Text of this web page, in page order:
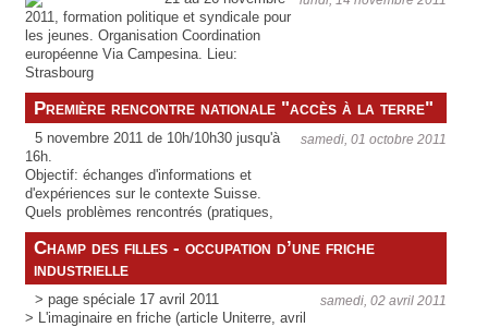
présenter leur projet d'installation. De la même
manière, les personnes qui auraient des terres
ou des domaines à vendre ou à louer peuvent
également en parler sur ce site.
2011, formation politique et syndicale pour
les jeunes. Organisation Coordination
européenne Via Campesina. Lieu:
Strasbourg
> invitation et objectifs> programme
provisoire
Première rencontre nationale "accès à la terre"
samedi, 01 octobre 2011
5 novembre 2011 de 10h/10h30 jusqu'à
16h.
Objectif: échanges d'informations et
d'expériences sur le contexte Suisse.
Quels problèmes rencontrés (pratiques,
juridiques, financiers).Objectifs pour le
terrain et sur le plan juridique pour 2012.
Champ des filles - occupation d’une friche
industrielle
samedi, 02 avril 2011
> page spéciale 17 avril 2011
> L'imaginaire en friche (article Uniterre, avril